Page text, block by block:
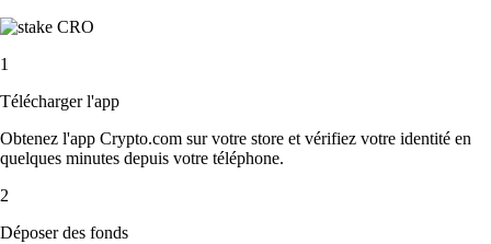
1
Télécharger l'app
Obtenez l'app Crypto.com sur votre store et vérifiez votre identité en
quelques minutes depuis votre téléphone.
2
Déposer des fonds